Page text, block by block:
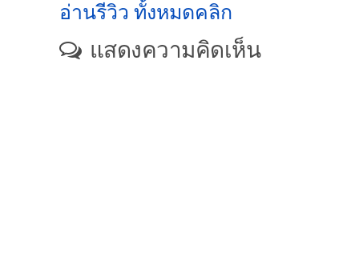
อ่านรีวิว ทั้งหมดคลิก
แสดงความคิดเห็น